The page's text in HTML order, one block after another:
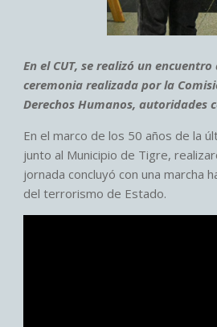
En el CUT, se realizó un
ceremonia realizada por la
Derechos Humanos, autoridades
En el marco de los 50 años de la
junto al Municipio de Tigre,
jornada concluyó con una marcha
del terrorismo de Estado.